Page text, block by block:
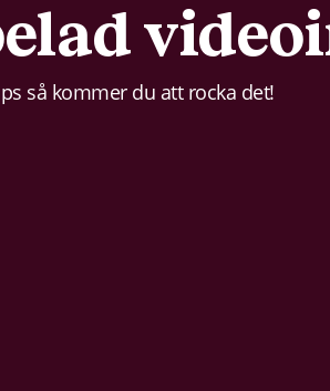
så kommer du att rocka det!